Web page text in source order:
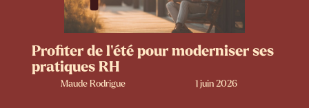
Profiter de l’été pour moderniser ses
pratiques RH
Maude Rodrigue 1 juin 2026